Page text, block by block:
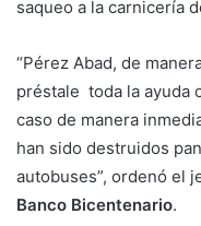
saqueo a la carnicería
“Pérez Abad, de
préstale toda la ayuda
caso de manera
han sido destruidos
autobuses”, ordenó el
Banco Bicentenario.